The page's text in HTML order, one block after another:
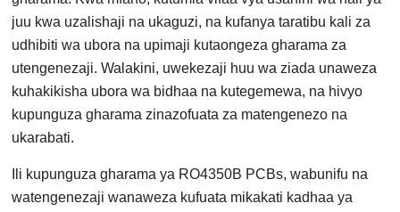
juu kwa uzalishaji na ukaguzi, na kufanya taratibu kali za
udhibiti wa ubora na upimaji kutaongeza gharama za
utengenezaji. Walakini, uwekezaji huu wa ziada unaweza
kuhakikisha ubora wa bidhaa na kutegemewa, na hivyo
kupunguza gharama zinazofuata za matengenezo na
ukarabati.
Ili kupunguza gharama ya RO4350B PCBs, wabunifu na
watengenezaji wanaweza kufuata mikakati kadhaa ya